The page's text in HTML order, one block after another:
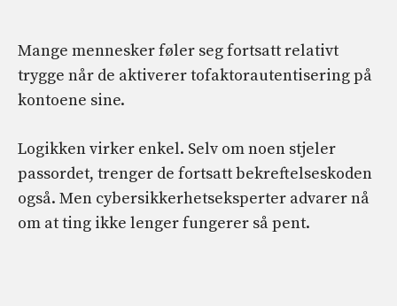
Mange mennesker føler seg fortsatt relativt
trygge når de aktiverer tofaktorautentisering på
kontoene sine.
Logikken virker enkel. Selv om noen stjeler
passordet, trenger de fortsatt bekreftelseskoden
også. Men cybersikkerhetseksperter advarer nå
om at ting ikke lenger fungerer så pent.